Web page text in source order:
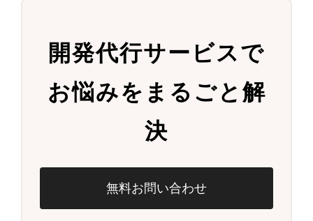
開発代行サービスで
お悩みをまるごと解
決
無料お問い合わせ